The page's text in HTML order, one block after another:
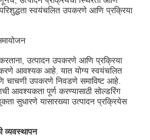
परिशुद्धता स्वयंचलित उपकरणे आणि प्रक्रिया
करताना, उत्पादन उपकरणे आणि प्रक्रिया
आवश्यक आहे. यात योग्य स्वयंचलित
चाचणी उपकरणे निवडणे समाविष्ट आहे.
आवश्यकता पूर्ण करण्यासाठी सोल्डरिंग
सुधारणे यासारख्या उत्पादन प्रक्रियेस
व्यवस्थापन